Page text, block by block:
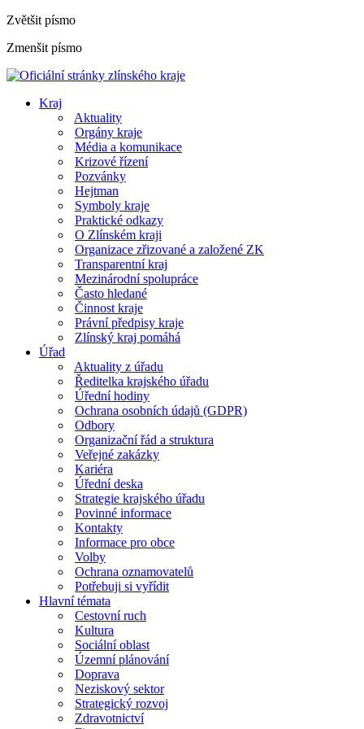
Zvětšit písmo
Zmenšit písmo
Kraj
Aktuality
Orgány kraje
Média a komunikace
Krizové řízení
Pozvánky
Hejtman
Symboly kraje
Praktické odkazy
O Zlínském kraji
Organizace zřizované a založené ZK
Transparentní kraj
Mezinárodní spolupráce
Často hledané
Činnost kraje
Právní předpisy kraje
Zlínský kraj pomáhá
Úřad
Aktuality z úřadu
Ředitelka krajského úřadu
Úřední hodiny
Ochrana osobních údajů (GDPR)
Odbory
Organizační řád a struktura
Veřejné zakázky
Kariéra
Úřední deska
Strategie krajského úřadu
Povinné informace
Kontakty
Informace pro obce
Volby
Ochrana oznamovatelů
Potřebuji si vyřídit
Hlavní témata
Cestovní ruch
Kultura
Sociální oblast
Územní plánování
Doprava
Neziskový sektor
Strategický rozvoj
Zdravotnictví